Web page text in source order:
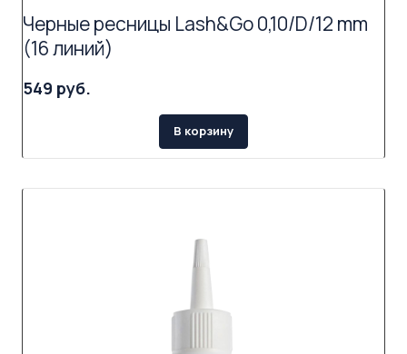
Черные ресницы Lash&Go 0,10/D/12 mm
(16 линий)
549 руб.
В корзину